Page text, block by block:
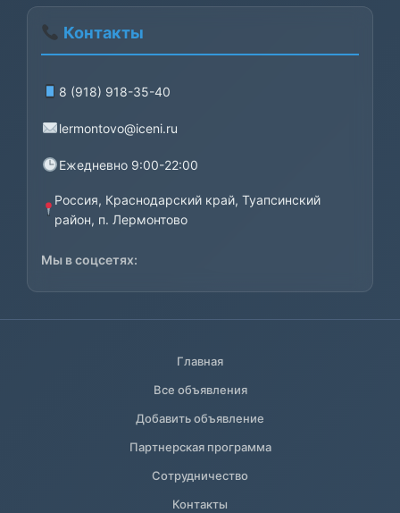
Контакты
8 (918) 918-35-40
lermontovo@iceni.ru
Ежедневно 9:00-22:00
Россия, Краснодарский край, Туапсинский
район, п. Лермонтово
Мы в соцсетях:
Главная
Все объявления
Добавить объявление
Партнерская программа
Сотрудничество
Контакты